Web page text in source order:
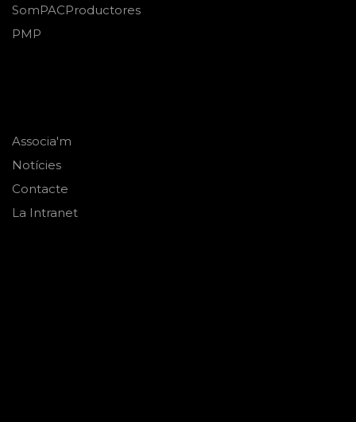
SomPACProductores
PMP
Associa'm
Notícies
Contacte
La Intranet